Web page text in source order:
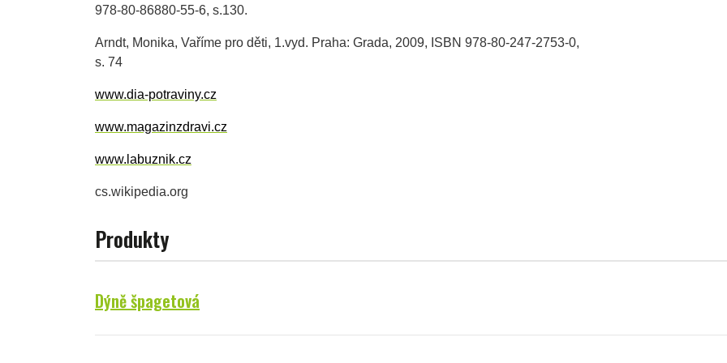
978-80-86880-55-6, s.130.
Arndt, Monika, Vaříme pro děti, 1.vyd. Praha: Grada, 2009, ISBN 978-80-247-2753-0,
s. 74
www.dia-potraviny.cz
www.magazinzdravi.cz
www.labuznik.cz
cs.wikipedia.org
Produkty
Dýně špagetová